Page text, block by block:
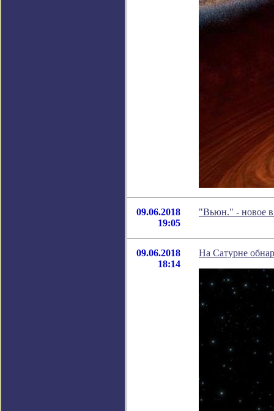
09.06.2018
19:05
"Вьюн." - новое
09.06.2018
18:14
На Сатурне